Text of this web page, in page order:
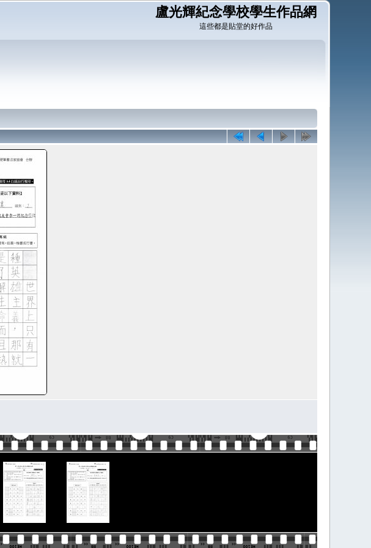
盧光輝紀念學校學生作品網
這些都是貼堂的好作品